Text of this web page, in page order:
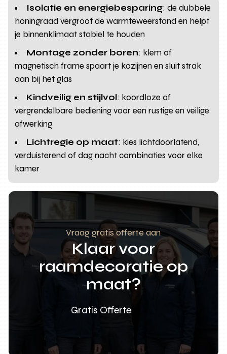
Isolatie en energiebesparing: de dubbele
honingraad vergroot de warmteweerstand en helpt
je binnenklimaat stabiel te houden
Montage zonder boren: klem of
magnetisch frame spaart je kozijnen en sluit strak
aan bij het glas
Kindveilig en stijlvol: koordloze of
vergrendelbare bediening voor een rustige en veilige
afwerking
Lichtregie op maat: kies lichtdoorlatend,
verduisterend of dag nacht combinaties voor elke
kamer
Vraag gratis offerte aan
Klaar voor
raamdecoratie op
maat?
Gratis Offerte